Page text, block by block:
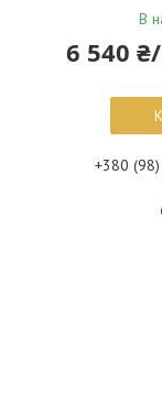
В
6 540
+380